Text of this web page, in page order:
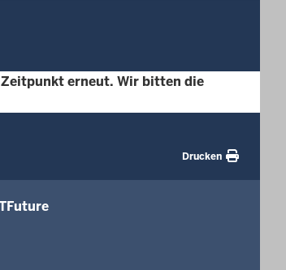
Zeitpunkt erneut. Wir bitten die
Drucken